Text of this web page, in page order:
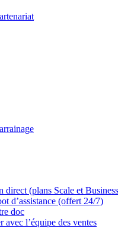
direct (plans Scale et
d’assistance (offert 24/7)
doc
avec l’équipe des ventes